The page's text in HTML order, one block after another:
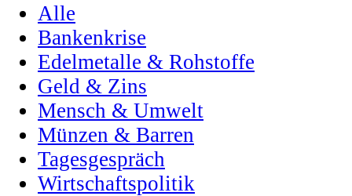
Alle
Bankenkrise
Edelmetalle & Rohstoffe
Geld & Zins
Mensch & Umwelt
Münzen & Barren
Tagesgespräch
Wirtschaftspolitik